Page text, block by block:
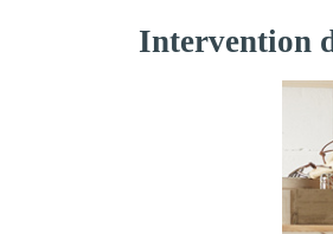
Intervention